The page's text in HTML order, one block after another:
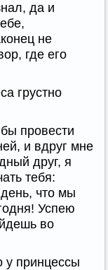
да и
не
где его
грустно
провести
и вдруг мне
друг, я
тебя:
что мы
Успею
во
у принцессы